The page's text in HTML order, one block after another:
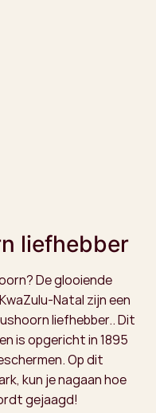
liefhebber
De glooiende
Natal zijn een
liefhebber.. Dit
is opgericht in 1895
Op dit
kun je nagaan hoe
gejaagd!